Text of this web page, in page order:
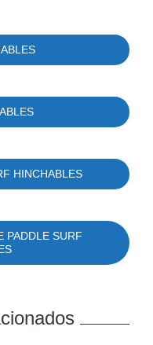
HINCHABLES
PADDLE SURF